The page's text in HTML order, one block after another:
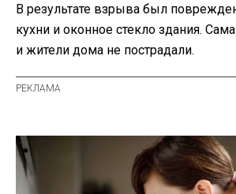
В результате взрыва был
кухни и оконное стекло здания.
и жители дома не пострадали.